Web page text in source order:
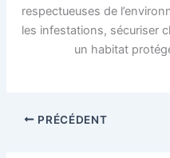
respectueuses de
les infestations, sécuriser
un habitat
PRÉCÉDENT